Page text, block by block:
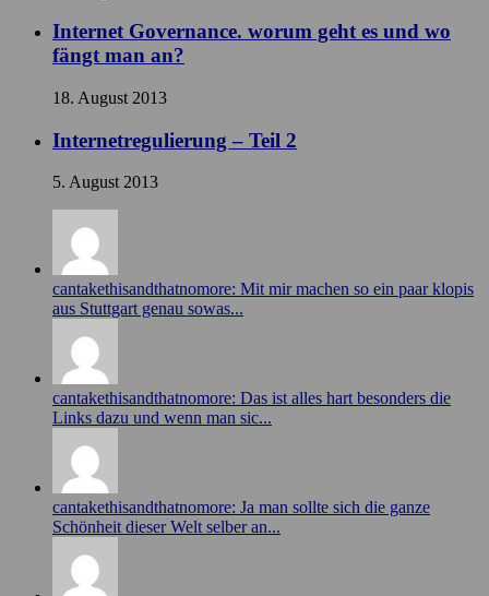
Internet Governance. worum geht es und wo
fängt man an?
18. August 2013
Internetregulierung – Teil 2
5. August 2013
cantakethisandthatnomore: Mit mir machen so ein paar klopis
aus Stuttgart genau sowas...
cantakethisandthatnomore: Das ist alles hart besonders die
Links dazu und wenn man sic...
cantakethisandthatnomore: Ja man sollte sich die ganze
Schönheit dieser Welt selber an...